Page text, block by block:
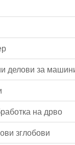
делови за
на дрво
зглобови